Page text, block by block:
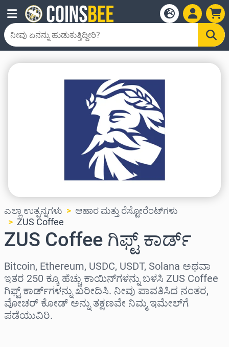
ಎಲ್ಲಾ ಉತ್ಪನ್ನಗಳು
ಆಹಾರ ಮತ್ತು ರೆಸ್ಟೋರೆಂಟ್‌ಗಳು
ZUS Coffee
ZUS Coffee ಗಿಫ್ಟ್ ಕಾರ್ಡ್
Bitcoin, Ethereum, USDC, USDT, Solana ಅಥವಾ
ಇತರ 250 ಕ್ಕೂ ಹೆಚ್ಚು ಕಾಯಿನ್‌ಗಳನ್ನು ಬಳಸಿ ZUS Coffee
ಗಿಫ್ಟ್ ಕಾರ್ಡ್‌ಗಳನ್ನು ಖರೀದಿಸಿ. ನೀವು ಪಾವತಿಸಿದ ನಂತರ,
ವೋಚರ್ ಕೋಡ್ ಅನ್ನು ತಕ್ಷಣವೇ ನಿಮ್ಮ ಇಮೇಲ್‌ಗೆ
ಪಡೆಯುವಿರಿ.